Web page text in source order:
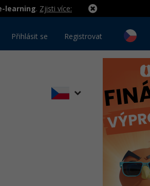
learning. Zjisti více:
Přihlásit se Registrovat